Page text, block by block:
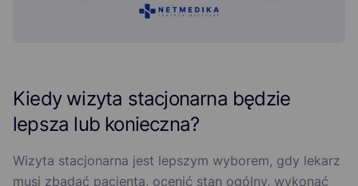
Kiedy wizyta stacjonarna będzie
lepsza lub konieczna?
Wizyta stacjonarna jest lepszym wyborem, gdy lekarz
musi zbadać pacjenta, ocenić stan ogólny, wykonać